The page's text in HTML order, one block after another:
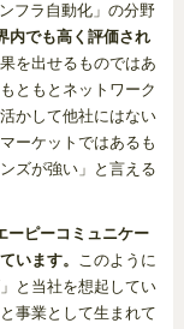
フラ自動化」の分野
内でも高く評価され
を出せるものではあ
ともとネットワーク
かして他社にはない
ーケットではあるも
ズが強い」と言える
ーピーコミュニケー
います。 このように
と当社を想起してい
事業として生まれて